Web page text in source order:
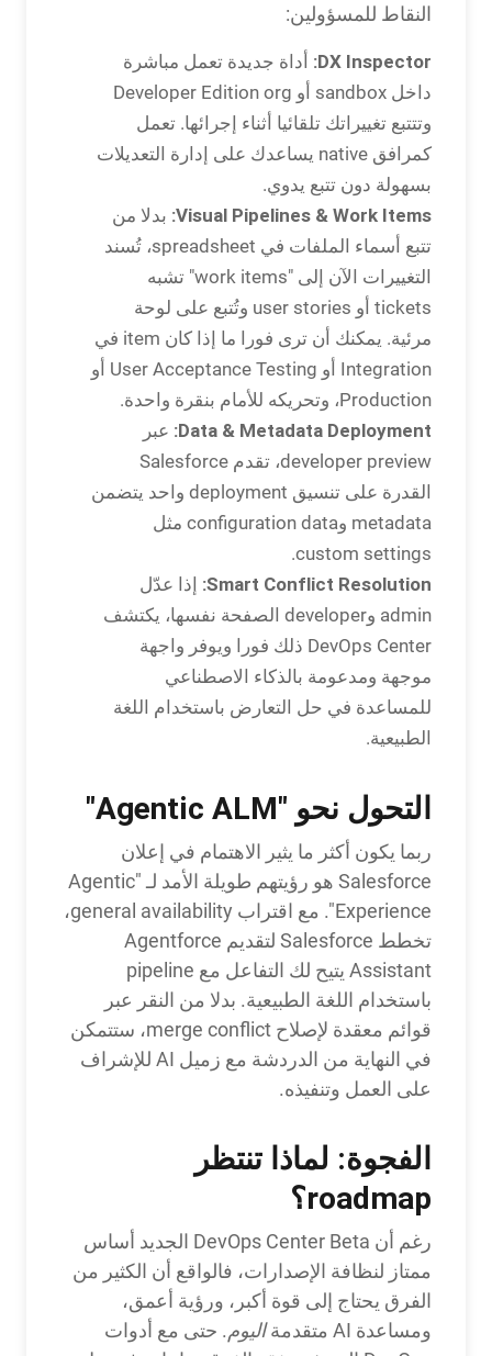
النقاط للمسؤولين:
DX Inspector: أداة جديدة تعمل مباشرة
داخل sandbox أو Developer Edition org
وتتتبع تغييراتك تلقائيا أثناء إجرائها. تعمل
كمرافق native يساعدك على إدارة التعديلات
بسهولة دون تتبع يدوي.
Visual Pipelines & Work Items: بدلا من
تتبع أسماء الملفات في spreadsheet، تُسند
التغييرات الآن إلى "work items" تشبه
tickets أو user stories وتُتبع على لوحة
مرئية. يمكنك أن ترى فورا ما إذا كان item في
Integration أو User Acceptance Testing أو
Production، وتحريكه للأمام بنقرة واحدة.
Data & Metadata Deployment: عبر
developer preview، تقدم Salesforce
القدرة على تنسيق deployment واحد يتضمن
metadata وconfiguration data مثل
custom settings.
Smart Conflict Resolution: إذا عدّل
admin وdeveloper الصفحة نفسها، يكتشف
DevOps Center ذلك فورا ويوفر واجهة
موجهة ومدعومة بالذكاء الاصطناعي
للمساعدة في حل التعارض باستخدام اللغة
الطبيعية.
التحول نحو "Agentic ALM"
ربما يكون أكثر ما يثير الاهتمام في إعلان
Salesforce هو رؤيتهم طويلة الأمد لـ "Agentic
Experience". مع اقتراب general availability،
تخطط Salesforce لتقديم Agentforce
Assistant يتيح لك التفاعل مع pipeline
باستخدام اللغة الطبيعية. بدلا من النقر عبر
قوائم معقدة لإصلاح merge conflict، ستتمكن
في النهاية من الدردشة مع زميل AI للإشراف
على العمل وتنفيذه.
الفجوة: لماذا تنتظر
roadmap؟
رغم أن DevOps Center Beta الجديد أساس
ممتاز لنظافة الإصدارات، فالواقع أن الكثير من
الفرق يحتاج إلى قوة أكبر، ورؤية أعمق،
ومساعدة AI متقدمة
اليوم. حتى مع أدوات